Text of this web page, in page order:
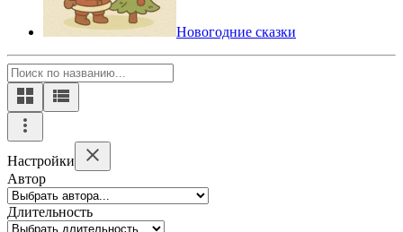
Новогодние сказки
Настройки
Автор
Длительность